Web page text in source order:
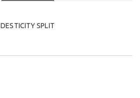
DESTICITY SPLIT